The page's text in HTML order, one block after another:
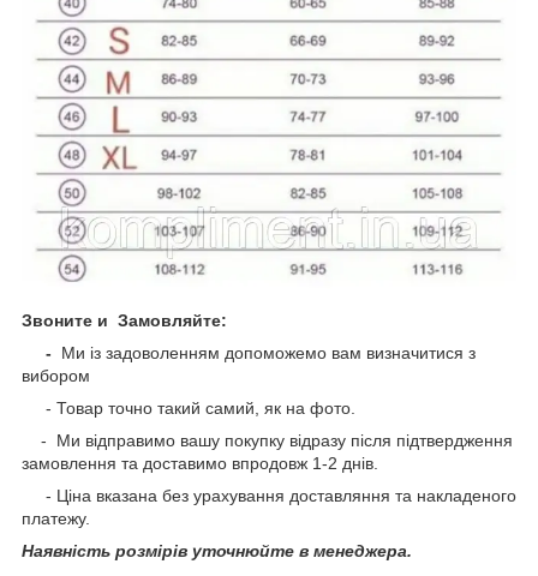
Звоните и Замовляйте:
-
Ми із задоволенням допоможемо вам визначитися з
вибором
- Товар точно такий самий, як на фото.
- Ми відправимо вашу покупку відразу після підтвердження
замовлення та доставимо впродовж 1-2 днів.
- Ціна вказана без урахування доставляння та накладеного
платежу.
Наявність розмірів уточнюйте в менеджера.